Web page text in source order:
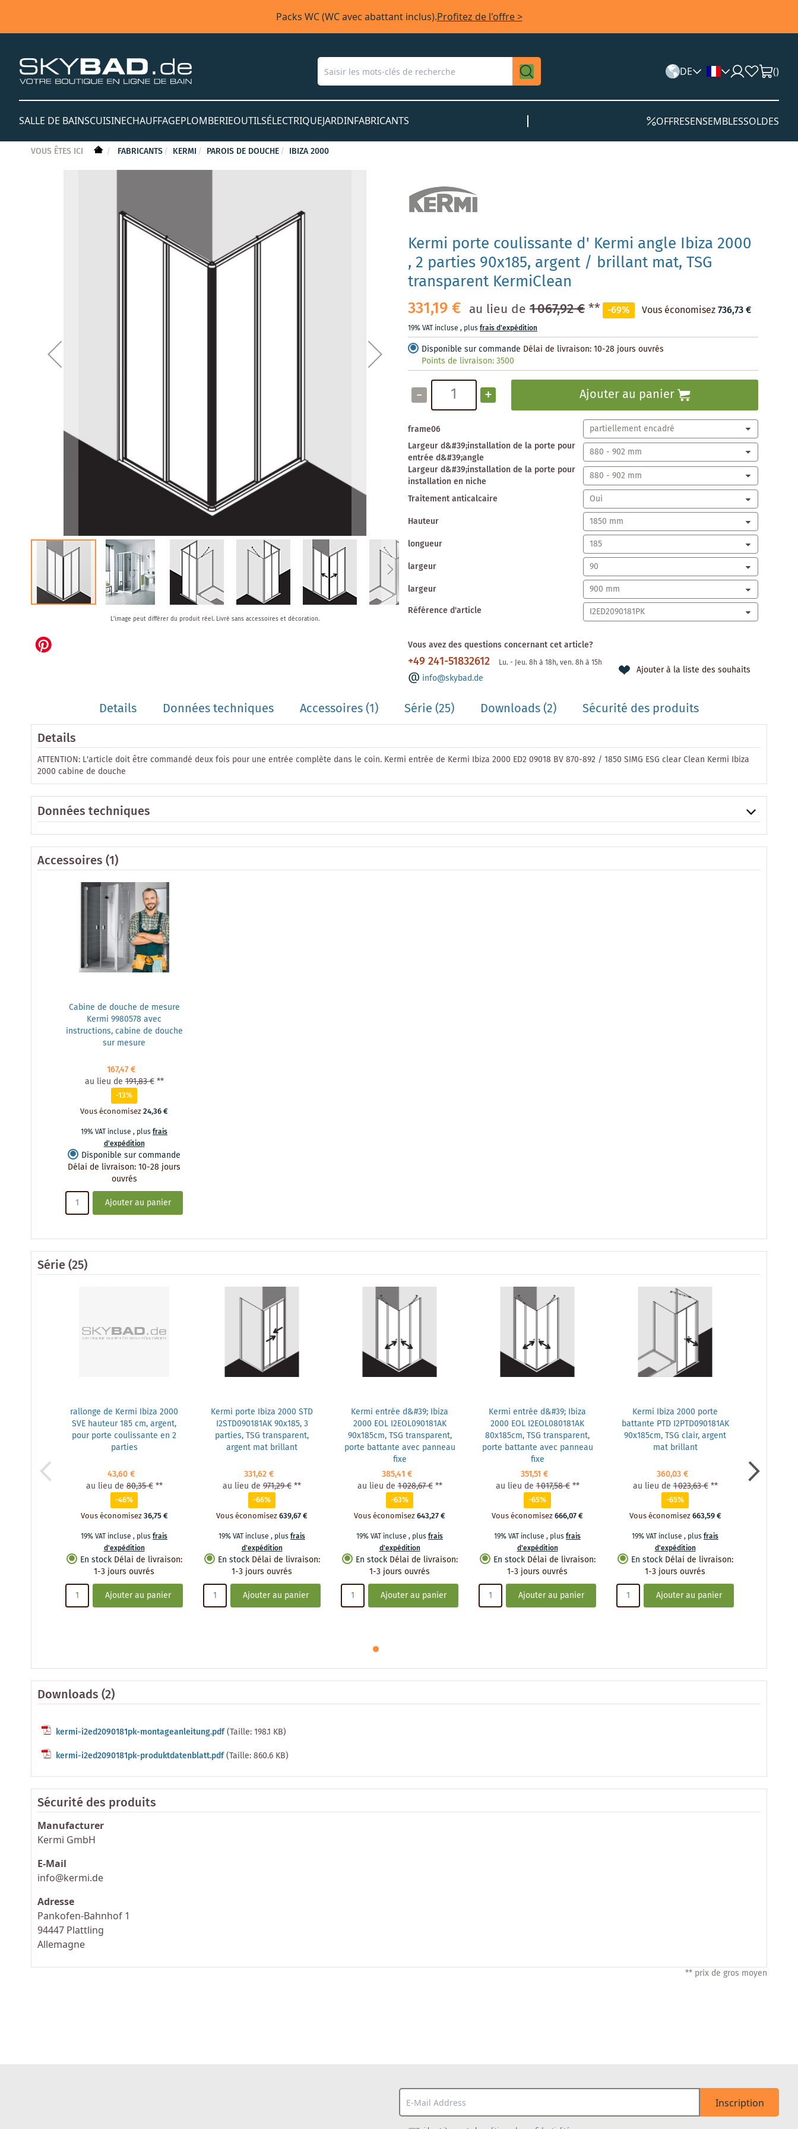
Packs WC (WC avec abattant inclus).Profitez de l'offre >
DE ()
SALLE DE BAINSCUISINECHAUFFAGEPLOMBERIEOUTILSÉLECTRIQUEJARDINFABRICANTS OFFRESENSEMBLESSOLDES
VOUS ÊTES ICI FABRICANTS KERMI PAROIS DE DOUCHE IBIZA 2000
Kermi porte coulissante d' Kermi angle Ibiza 2000
, 2 parties 90x185, argent / brillant mat, TSG
transparent KermiClean
331,19 € au lieu de 1 067,92 €** -69% Vous économisez736,73 €
19% VAT incluse , plusfrais d'expédition
Disponible sur commande Délai de livraison: 10-28 jours ouvrés
Points de livraison:3500
- + Ajouter au panier
frame06
Largeur d&#39;installation de la porte pour
entrée d&#39;angle
Largeur d&#39;installation de la porte pour
installation en niche
Traitement anticalcaire
Hauteur
longueur
largeur
largeur
Référence d'article
Vous avez des questions concernant cet article?
+49 241-51832612 Lu. - Jeu. 8h à 18h, ven. 8h à 15h
info@skybad.de
Ajouter à la liste des souhaits
the
beginning
L'image peut différer du produit réel. Livré sans accessoires et décoration.
Details Données techniques Accessoires(1) Série(25) Downloads (2)
Sécurité des produits
Details
ATTENTION: L'article doit être commandé deux fois pour une entrée complète dans le coin. Kermi entrée de Kermi Ibiza 2000 ED2 09018 BV 870-892 / 1850 SIMG ESG clear Clean Kermi Ibiza
2000 cabine de douche
Données techniques
Accessoires(1)
Cabine de douche de mesure
Kermi 9980578 avec
instructions, cabine de douche
sur mesure
167,47 €
au lieu de 191,83 € **
-13%
Vous économisez24,36 €
19% VAT incluse , plusfrais
d'expédition
Disponible sur commande
Délai de livraison:10-28 jours
ouvrés
Ajouter au panier
Série(25)
rallonge de Kermi Ibiza 2000
SVE hauteur 185 cm, argent,
pour porte coulissante en 2
parties
43,60 €
au lieu de 80,35 € **
-46%
Vous économisez36,75 €
19% VAT incluse , plusfrais
d'expédition
En stock Délai de livraison:
1-3 jours ouvrés
Ajouter au panier
Kermi porte Ibiza 2000 STD
I2STD090181AK 90x185, 3
parties, TSG transparent,
argent mat brillant
331,62 €
au lieu de 971,29 €**
-66%
Vous économisez639,67 €
19% VAT incluse , plusfrais
d'expédition
En stock Délai de livraison:
1-3 jours ouvrés
Ajouter au panier
Kermi entrée d&#39; Ibiza
2000 EOL I2EOL090181AK
90x185cm, TSG transparent,
porte battante avec panneau
fixe
385,41 €
au lieu de 1 028,67 € **
-63%
Vous économisez643,27 €
19% VAT incluse , plusfrais
d'expédition
En stock Délai de livraison:
1-3 jours ouvrés
Ajouter au panier
Kermi entrée d&#39; Ibiza
2000 EOL I2EOL080181AK
80x185cm, TSG transparent,
porte battante avec panneau
fixe
351,51 €
au lieu de 1 017,58 € **
-65%
Vous économisez666,07 €
19% VAT incluse , plusfrais
d'expédition
En stock Délai de livraison:
1-3 jours ouvrés
Ajouter au panier
Kermi Ibiza 2000 porte
battante PTD I2PTD090181AK
90x185cm, TSG clair, argent
mat brillant
360,03 €
au lieu de 1 023,63 € **
-65%
Vous économisez663,59 €
19% VAT incluse , plusfrais
d'expédition
En stock Délai de livraison:
1-3 jours ouvrés
Ajouter au panier
Downloads (2)
kermi-i2ed2090181pk-montageanleitung.pdf(Taille: 198.1 KB)
kermi-i2ed2090181pk-produktdatenblatt.pdf(Taille: 860.6 KB)
Sécurité des produits
Manufacturer
Kermi GmbH
E-Mail
info@kermi.de
Adresse
Pankofen-Bahnhof 1
94447 Plattling
Allemagne
** prix de gros moyen
Inscription